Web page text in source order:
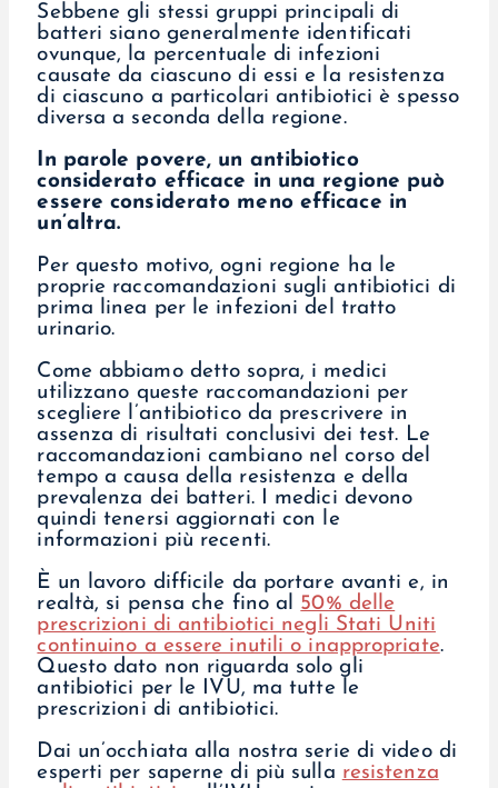
Sebbene gli stessi gruppi principali di
batteri siano generalmente identificati
ovunque, la percentuale di infezioni
causate da ciascuno di essi e la resistenza
di ciascuno a particolari antibiotici è spesso
diversa a seconda della regione.
In parole povere, un antibiotico
considerato efficace in una regione può
essere considerato meno efficace in
un’altra.
Per questo motivo, ogni regione ha le
proprie raccomandazioni sugli antibiotici di
prima linea per le infezioni del tratto
urinario.
Come abbiamo detto sopra, i medici
utilizzano queste raccomandazioni per
scegliere l’antibiotico da prescrivere in
assenza di risultati conclusivi dei test. Le
raccomandazioni cambiano nel corso del
tempo a causa della resistenza e della
prevalenza dei batteri. I medici devono
quindi tenersi aggiornati con le
informazioni più recenti.
È un lavoro difficile da portare avanti e, in
realtà, si pensa che fino al 50% delle
prescrizioni di antibiotici negli Stati Uniti
continuino a essere inutili o inappropriate.
Questo dato non riguarda solo gli
antibiotici per le IVU, ma tutte le
prescrizioni di antibiotici.
Dai un’occhiata alla nostra serie di video di
esperti per saperne di più sulla resistenza